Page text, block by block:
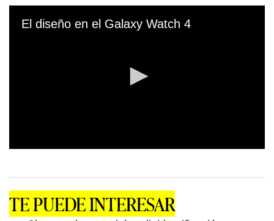
El diseño en el Galaxy Watch 4
o
n
d
TE PUEDE INTERESAR